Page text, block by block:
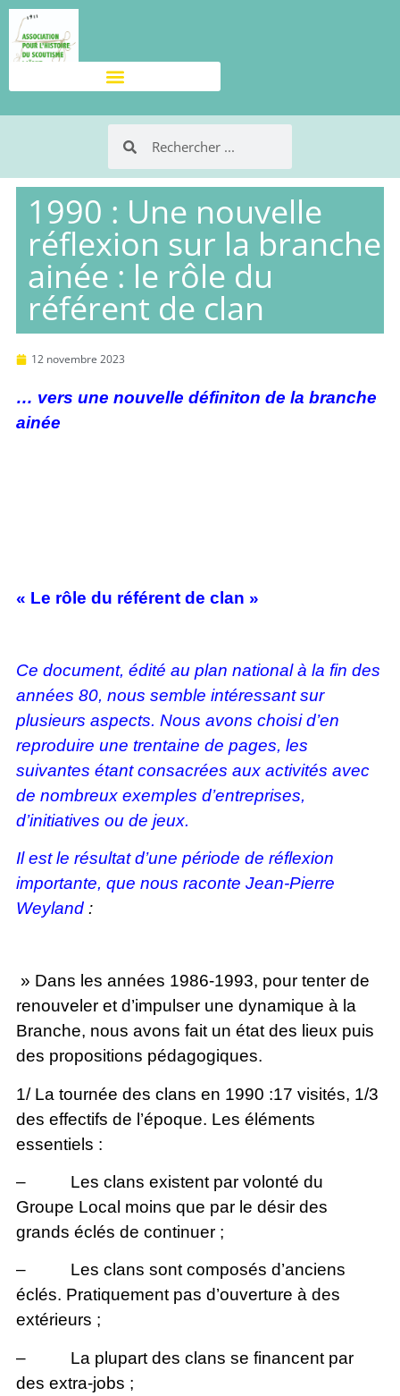
1990 : Une nouvelle
réflexion sur la branche
ainée : le rôle du
référent de clan
12 novembre 2023
… vers une nouvelle définiton de la branche
ainée
« Le rôle du référent de clan »
Ce document, édité au plan national à la fin des
années 80, nous semble intéressant sur
plusieurs aspects. Nous avons choisi d’en
reproduire une trentaine de pages, les
suivantes étant consacrées aux activités avec
de nombreux exemples d’entreprises,
d’initiatives ou de jeux.
Il est le résultat d’une période de réflexion
importante, que nous raconte Jean-Pierre
Weyland:
» Dans les années 1986-1993, pour tenter de
renouveler et d’impulser une dynamique à la
Branche, nous avons fait un état des lieux puis
des propositions pédagogiques.
1/ La tournée des clans en 1990 :17 visités, 1/3
des effectifs de l’époque. Les éléments
essentiels :
– Les clans existent par volonté du
Groupe Local moins que par le désir des
grands éclés de continuer ;
– Les clans sont composés d’anciens
éclés. Pratiquement pas d’ouverture à des
extérieurs ;
– La plupart des clans se financent par
des extra-jobs ;